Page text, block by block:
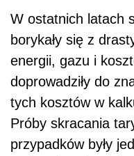
W ostatnich latach
borykały się z
energii, gazu i
doprowadziły do
tych kosztów w
Próby skracania
przypadków były